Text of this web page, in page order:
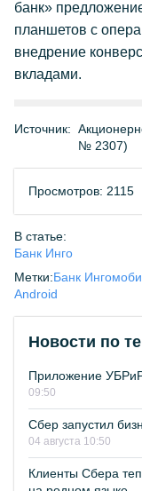
банк»
планшетов с
внедрение
вкладами.
Источник:
№ 2307)
Просмотров: 2115
В статье:
Банк Инго
Метки:Банк Инго
Android
Новости по
Приложение
09:50
Сбер запустил
04 августа 10:50
Клиенты Сбера